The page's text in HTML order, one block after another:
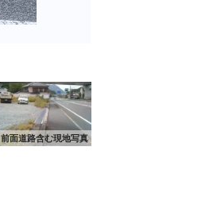
前面道路含む現地写真